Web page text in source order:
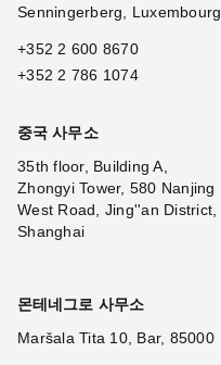
Senningerberg, Luxembourg
+352 2 600 8670
+352 2 786 1074
중국 사무소
35th floor, Building A,
Zhongyi Tower, 580 Nanjing
West Road, Jing''an District,
Shanghai
몬테네그로 사무소
Maršala Tita 10, Bar, 85000